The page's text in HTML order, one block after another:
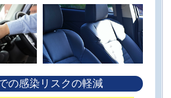
の感染リスクの軽減